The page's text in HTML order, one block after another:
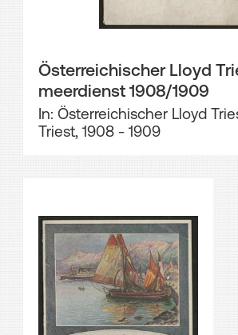
Österreichischer Lloyd
meerdienst 1908/1909
In: Österreichischer Lloyd
Triest, 1908 - 1909